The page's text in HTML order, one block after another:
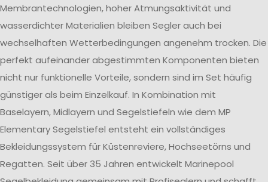
Membrantechnologien, hoher Atmungsaktivität und
wasserdichter Materialien bleiben Segler auch bei
wechselhaften Wetterbedingungen angenehm trocken. Die
perfekt aufeinander abgestimmten Komponenten bieten
nicht nur funktionelle Vorteile, sondern sind im Set häufig
günstiger als beim Einzelkauf. In Kombination mit
Baselayern, Midlayern und Segelstiefeln wie dem MP
Elementary Segelstiefel entsteht ein vollständiges
Bekleidungssystem für Küstenreviere, Hochseetörns und
Regatten. Seit über 35 Jahren entwickelt Marinepool